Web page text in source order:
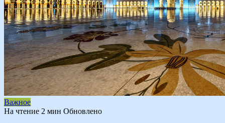
Важное
На чтение 2 мин Обновлено